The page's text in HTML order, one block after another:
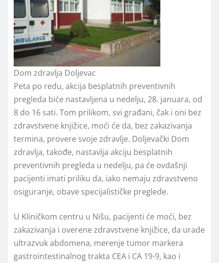
Dom zdravlja Doljevac
Peta po redu, akcija besplatnih preventivnih
pregleda biće nastavljena u nedelju, 28. januara, od
8 do 16 sati. Tom prilikom, svi građani, čak i oni bez
zdravstvene knjižice, moći će da, bez zakazivanja
termina, provere svoje zdravlje. Doljevački Dom
zdravlja, takođe, nastavlja akciju besplatnih
preventivnih pregleda u nedelju, pa će ovdašnji
pacijenti imati priliku da, iako nemaju zdravstveno
osiguranje, obave specijalističke preglede.
U Kliničkom centru u Nišu, pacijenti će moći, bez
zakazivanja i overene zdravstvene knjižice, da urade
ultrazvuk abdomena, merenje tumor markera
gastrointestinalnog trakta CEA i CA 19-9, kao i